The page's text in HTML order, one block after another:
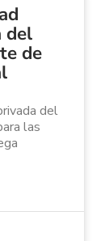
del
de
del
las